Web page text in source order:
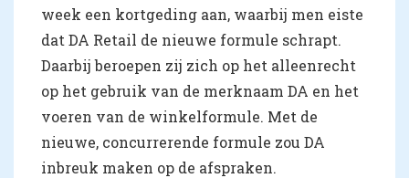
week een kortgeding aan, waarbij men eiste
dat DA Retail de nieuwe formule schrapt.
Daarbij beroepen zij zich op het alleenrecht
op het gebruik van de merknaam DA en het
voeren van de winkelformule. Met de
nieuwe, concurrerende formule zou DA
inbreuk maken op de afspraken.